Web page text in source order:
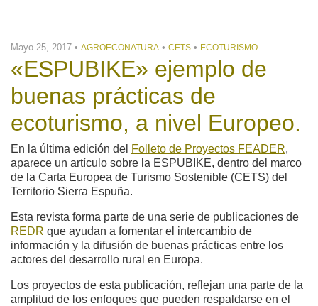
Mayo 25, 2017 • AGROECONATURA • CETS • ECOTURISMO
«ESPUBIKE» ejemplo de
buenas prácticas de
ecoturismo, a nivel Europeo.
En la última edición del Folleto de Proyectos FEADER,
aparece un artículo sobre la ESPUBIKE, dentro del marco
de la Carta Europea de Turismo Sostenible (CETS) del
Territorio Sierra Espuña.
Esta revista forma parte de una serie de publicaciones de
REDR que ayudan a fomentar el intercambio de
información y la difusión de buenas prácticas entre los
actores del desarrollo rural en Europa.
Los proyectos de esta publicación, reflejan una parte de la
amplitud de los enfoques que pueden respaldarse en el